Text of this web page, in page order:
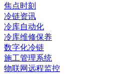
焦点时刻
冷链资讯
冷库自动化
冷库维修保养
数字化冷链
施工管理系统
物联网远程监控